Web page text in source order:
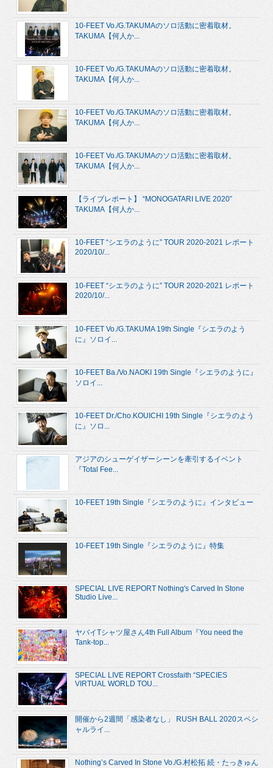
10-FEET Vo./G.TAKUMAのソロ活動に密着取材。
TAKUMA【何人か...
10-FEET Vo./G.TAKUMAのソロ活動に密着取材。
TAKUMA【何人か...
10-FEET Vo./G.TAKUMAのソロ活動に密着取材。
TAKUMA【何人か...
10-FEET Vo./G.TAKUMAのソロ活動に密着取材。
TAKUMA【何人か...
【ライブレポート】 “MONOGATARI LIVE 2020”
TAKUMA【何人か...
10-FEET “シエラのように” TOUR 2020-2021 レポート
2020/10/...
10-FEET “シエラのように” TOUR 2020-2021 レポート
2020/10/...
10-FEET Vo./G.TAKUMA 19th Single『シエラのよう
に』ソロイ...
10-FEET Ba./Vo.NAOKI 19th Single『シエラのように』
ソロイ...
10-FEET Dr./Cho.KOUICHI 19th Single『シエラのよう
に』ソロ...
アジアのシューゲイザーシーンを牽引するイベント
『Total Fee...
10-FEET 19th Single『シエラのように』インタビュー
10-FEET 19th Single『シエラのように』特集
SPECIAL LIVE REPORT Nothing's Carved In Stone
Studio Live...
ヤバイTシャツ屋さん4th Full Album『You need the
Tank-top...
SPECIAL LIVE REPORT Crossfaith “SPECIES
VIRTUAL WORLD TOU...
開催から2週間「感染者なし」 RUSH BALL 2020スペシ
ャルライ...
Nothing’s Carved In Stone Vo./G.村松拓 続・たっきゅん